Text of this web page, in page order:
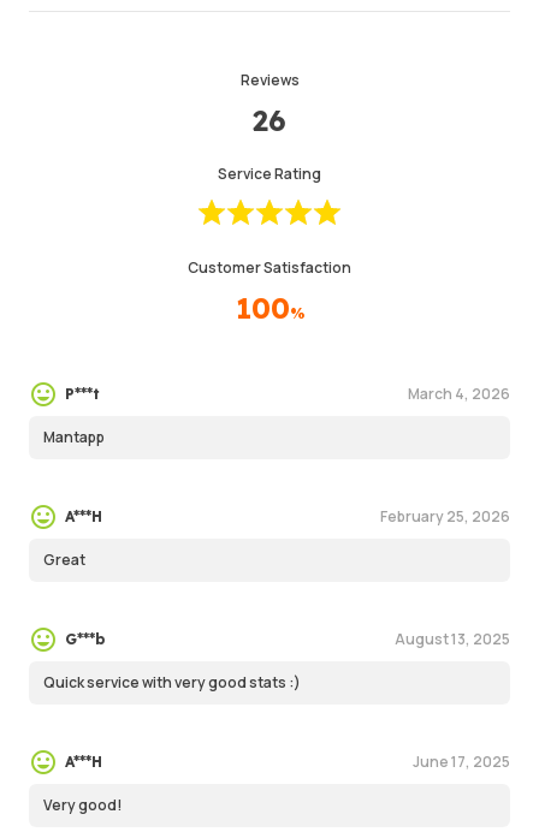
Reviews
26
Service Rating
Customer Satisfaction
100%
P***t March 4, 2026
Mantapp
A***H February 25, 2026
Great
G***b August 13, 2025
Quick service with very good stats :)
A***H June 17, 2025
Very good!